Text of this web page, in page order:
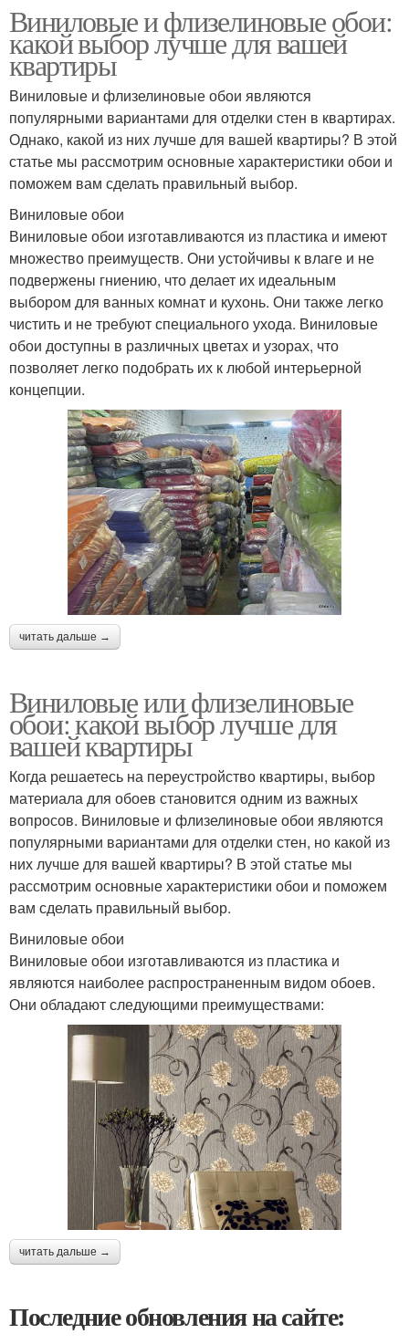
Виниловые и флизелиновые обои:
какой выбор лучше для вашей
квартиры
Виниловые и флизелиновые обои являются
популярными вариантами для отделки стен в квартирах.
Однако, какой из них лучше для вашей квартиры? В этой
статье мы рассмотрим основные характеристики обои и
поможем вам сделать правильный выбор.
Виниловые обои
Виниловые обои изготавливаются из пластика и имеют
множество преимуществ. Они устойчивы к влаге и не
подвержены гниению, что делает их идеальным
выбором для ванных комнат и кухонь. Они также легко
чистить и не требуют специального ухода. Виниловые
обои доступны в различных цветах и узорах, что
позволяет легко подобрать их к любой интерьерной
концепции.
читать дальше →
Виниловые или флизелиновые
обои: какой выбор лучше для
вашей квартиры
Когда решаетесь на переустройство квартиры, выбор
материала для обоев становится одним из важных
вопросов. Виниловые и флизелиновые обои являются
популярными вариантами для отделки стен, но какой из
них лучше для вашей квартиры? В этой статье мы
рассмотрим основные характеристики обои и поможем
вам сделать правильный выбор.
Виниловые обои
Виниловые обои изготавливаются из пластика и
являются наиболее распространенным видом обоев.
Они обладают следующими преимуществами:
читать дальше →
Последние обновления на сайте: